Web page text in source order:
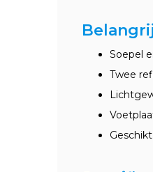
Soepel
Twee